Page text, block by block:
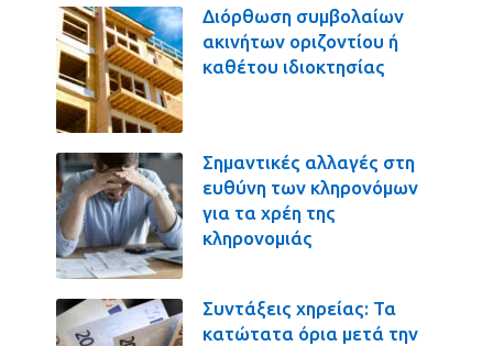
Διόρθωση συμβολαίων
ακινήτων οριζοντίου ή
καθέτου ιδιοκτησίας
Σημαντικές αλλαγές στη
ευθύνη των κληρονόμων
για τα χρέη της
κληρονομιάς
Συντάξεις χηρείας: Τα
κατώτατα όρια μετά την